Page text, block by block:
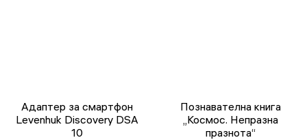
Адаптер за смартфон
Levenhuk Discovery DSA
10
Познавателна книга
„Космос. Непразна
празнота“